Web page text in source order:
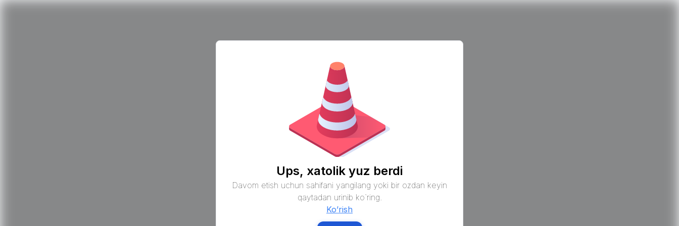
Ups, xatolik yuz berdi
Davom etish uchun sahifani yangilang yoki bir ozdan keyin
qaytadan urinib ko`ring.
Ko’rish